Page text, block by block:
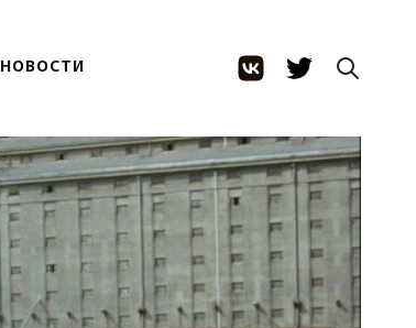
НОВОСТИ